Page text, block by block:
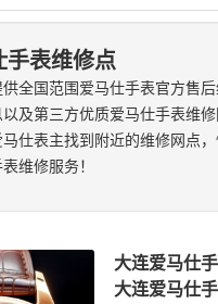
手表维修点
全国范围爱马仕手表官方售
以及第三方优质爱马仕手表维
仕表主找到附近的维修网点
维修服务！
大连爱马仕
大连爱马仕